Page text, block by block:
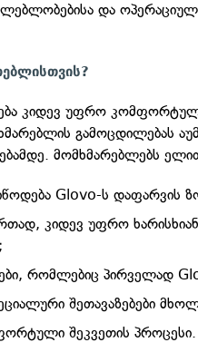
და
კიდევ უფრო
გამოცდილებას
მომხმარებლებს
Glovo-ს დაფარვის
კიდევ უფრო
რომლებიც პირველად
შეთავაზებები
შეკვეთის პროცესი.